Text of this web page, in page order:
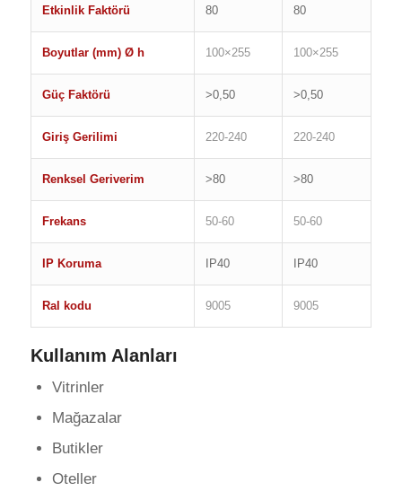
Etkinlik Faktörü 80 80
Boyutlar (mm) Ø h 100×255 100×255
Güç Faktörü >0,50 >0,50
Giriş Gerilimi 220-240 220-240
Renksel Geriverim >80 >80
Frekans 50-60 50-60
IP Koruma IP40 IP40
Ral kodu 9005 9005
Kullanım Alanları
Vitrinler
Mağazalar
Butikler
Oteller